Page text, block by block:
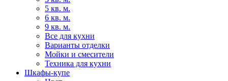
5 кв. м.
6 кв. м.
9 кв. м.
Все для кухни
Варианты отделки
Мойки и смесители
Техника для кухни
Шкафы-купе